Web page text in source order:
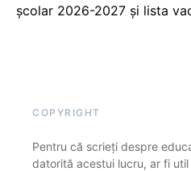
școlar 2026-2027 și lista
COPYRIGHT
Pentru că scrieți despre
datorită acestui lucru, ar fi